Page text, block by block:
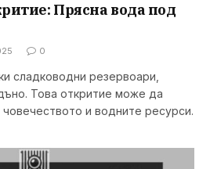
Прясна вода под
0
сладководни резервоари,
Това откритие може да
и водните ресурси.